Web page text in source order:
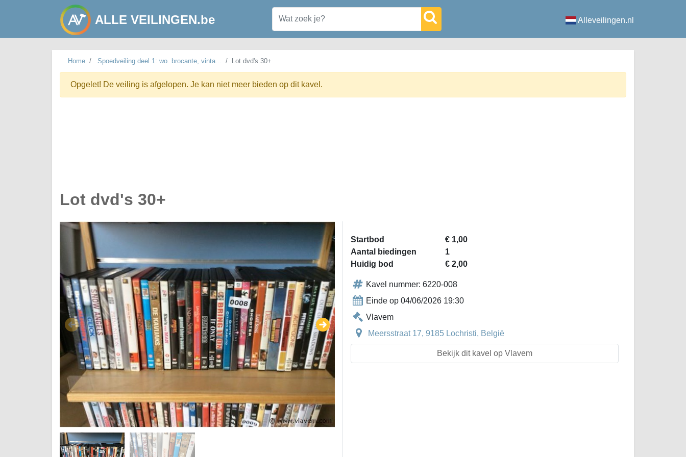
ALLE VEILINGEN.be Alleveilingen.nl
Home Spoedveiling deel 1: wo. brocante, vinta... Lot dvd's 30+
Opgelet! De veiling is afgelopen. Je kan niet meer bieden op dit kavel.
Lot dvd's 30+
Startbod
€ 1,00
Aantal biedingen
1
Huidig bod
€ 2,00
Kavel nummer: 6220-008
Einde op 04/06/2026 19:30
Vlavem
Meersstraat 17, 9185 Lochristi, België
Bekijk dit kavel op Vlavem